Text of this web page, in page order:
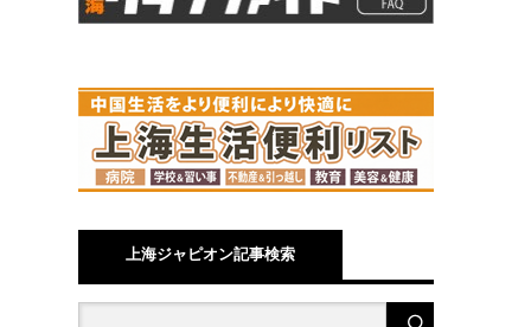
上海ジャピオン記事検索